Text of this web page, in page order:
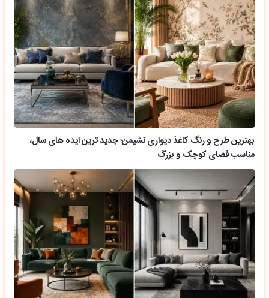
بهترین طرح و رنگ کاغذ دیواری نشیمن؛ جدید ترین ایده های سال،
مناسب فضای کوچک و بزرگ